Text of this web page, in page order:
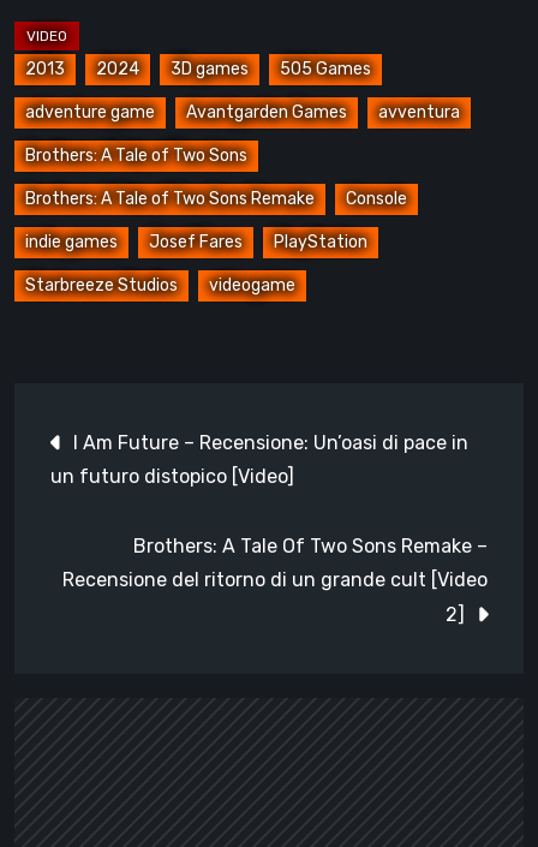
2013 2024 3D games 505 Games
adventure game Avantgarden Games avventura
Brothers: A Tale of Two Sons
Brothers: A Tale of Two Sons Remake Console
indie games Josef Fares PlayStation
Starbreeze Studios videogame
articoli
I Am Future – Recensione: Un’oasi di pace in
un futuro distopico [Video]
Brothers: A Tale Of Two Sons Remake –
Recensione del ritorno di un grande cult [Video
2]